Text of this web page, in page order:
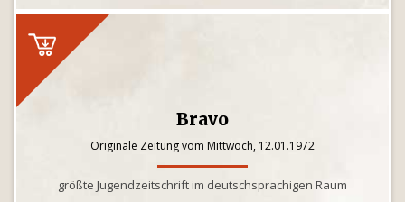
Bravo
Originale Zeitung vom Mittwoch, 12.01.1972
größte Jugendzeitschrift im deutschsprachigen Raum